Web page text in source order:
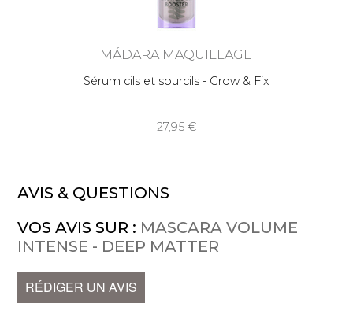
MÁDARA MAQUILLAGE
Sérum cils et sourcils - Grow & Fix
27,95
AVIS & QUESTIONS
VOS AVIS SUR : MASCARA VOLUME
INTENSE - DEEP MATTER
RÉDIGER UN AVIS